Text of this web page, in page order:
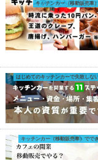
キッチンカー（移動販売車
はじめてのキッチンカーで失敗しな
キッチンカー（移動販売車）でで